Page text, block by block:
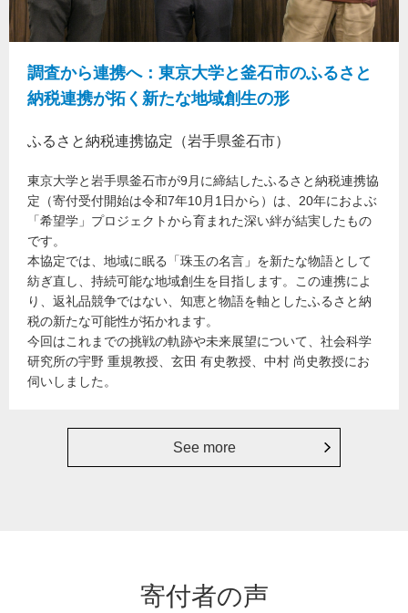
調査から連携へ：東京大学と釜石市のふるさと
納税連携が拓く新たな地域創生の形
ふるさと納税連携協定（岩手県釜石市）
東京大学と岩手県釜石市が9月に締結したふるさと納税連携協
定（寄付受付開始は令和7年10月1日から）は、20年におよぶ
「希望学」プロジェクトから育まれた深い絆が結実したもの
です。
本協定では、地域に眠る「珠玉の名言」を新たな物語として
紡ぎ直し、持続可能な地域創生を目指します。この連携によ
り、返礼品競争ではない、知恵と物語を軸としたふるさと納
税の新たな可能性が拓かれます。
今回はこれまでの挑戦の軌跡や未来展望について、社会科学
研究所の宇野 重規教授、玄田 有史教授、中村 尚史教授にお
伺いしました。
See more
寄付者の声